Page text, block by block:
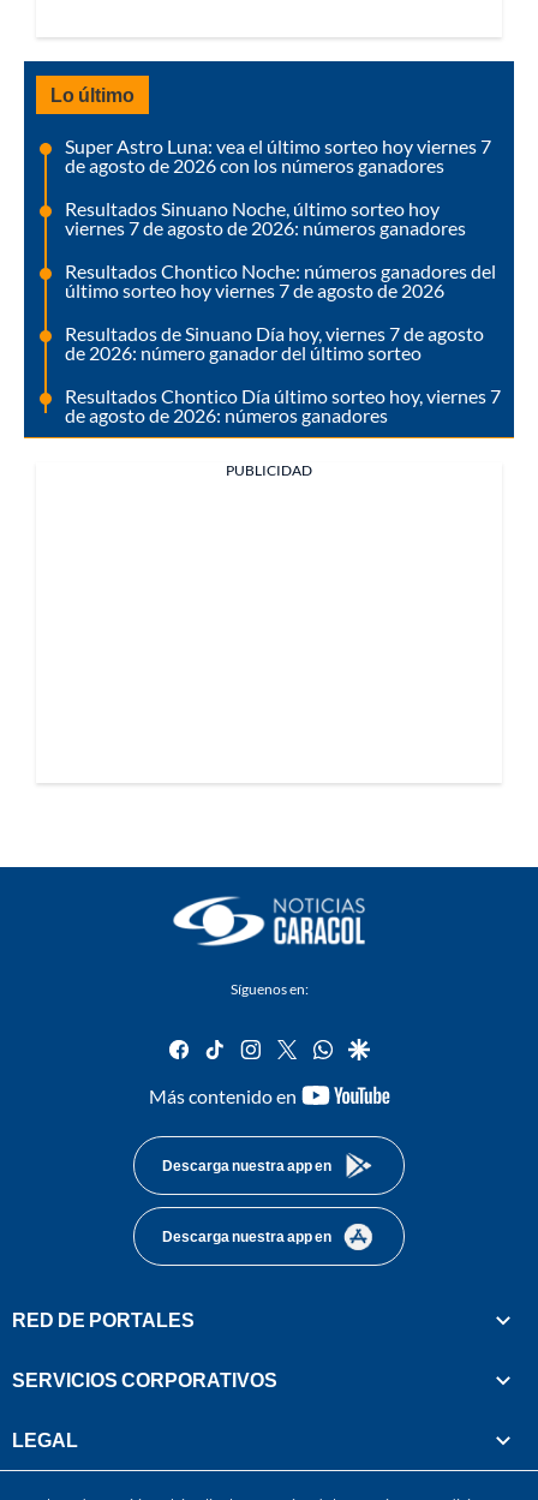
Lo último
Super Astro Luna: vea el último sorteo hoy viernes 7
de agosto de 2026 con los números ganadores
Resultados Sinuano Noche, último sorteo hoy
viernes 7 de agosto de 2026: números ganadores
Resultados Chontico Noche: números ganadores del
último sorteo hoy viernes 7 de agosto de 2026
Resultados de Sinuano Día hoy, viernes 7 de agosto
de 2026: número ganador del último sorteo
Resultados Chontico Día último sorteo hoy, viernes 7
de agosto de 2026: números ganadores
PUBLICIDAD
Síguenos en:
facebook
tiktok instagram
twitterwhatsapp
google
Más contenido en
youtube-
Descarga nuestra app en
Descarga nuestra app en
RED DE PORTALES
SERVICIOS CORPORATIVOS
LEGAL